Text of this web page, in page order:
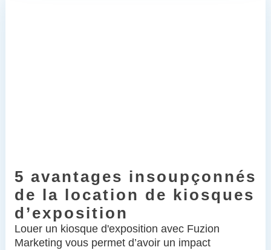
5 avantages insoupçonnés
de la location de kiosques
d’exposition
Louer un kiosque d'exposition avec Fuzion
Marketing vous permet d’avoir un impact